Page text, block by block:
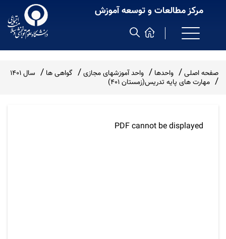
مرکز مطالعات و توسعه آموزش
صفحه اصلی واحدها واحد آموزشهای مجازی گواهی ها
سال 1401
مهارت های پایه تدریس(زمستان 401)
PDF cannot be displayed